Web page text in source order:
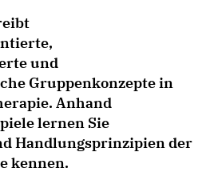
und
Gruppenkonzepte in
Anhand
lernen Sie
Handlungsprinzipien der
kennen.